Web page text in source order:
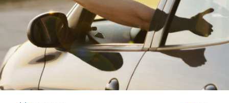
Довідник компаній
Новини
Партнерська програма
Реферальна програма